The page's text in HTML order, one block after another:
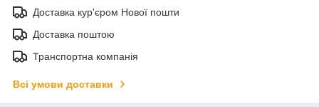
Доставка кур'єром Нової пошти
Доставка поштою
Транспортна компанія
Всі умови доставки